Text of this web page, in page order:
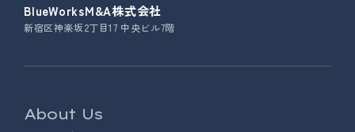
BlueWorksM&A株式会社
新宿区神楽坂2丁目17 中央ビル7階
About Us